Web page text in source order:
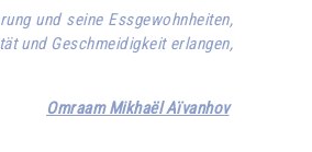
und seine Essgewohnheiten,
und Geschmeidigkeit erlangen,
Omraam Mikhaël Aïvanhov